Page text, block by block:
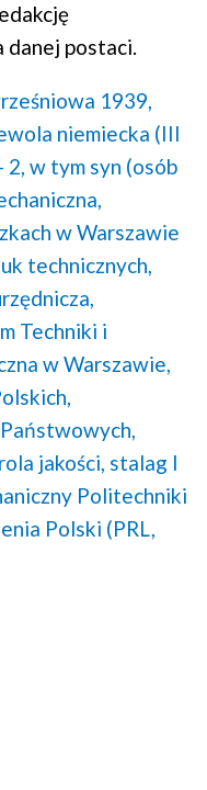
danej postaci.
1939,
niemiecka (III
2, w tym syn (osób
w Warszawie
technicznych,
Techniki i
w Warszawie,
jakości, stalag I
Politechniki
Polski (PRL,